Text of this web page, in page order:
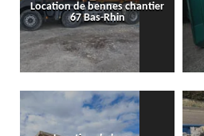
Location de bennes chantier
67 Bas-Rhin